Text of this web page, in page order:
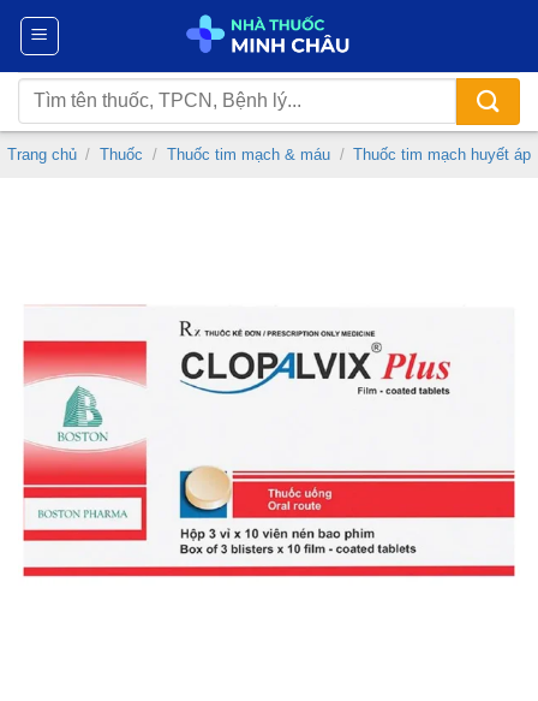
Chuyển
nội
dung
Tìm
kiếm:
Trang chủ / Thuốc / Thuốc tim mạch & máu / Thuốc tim mạch huyết áp